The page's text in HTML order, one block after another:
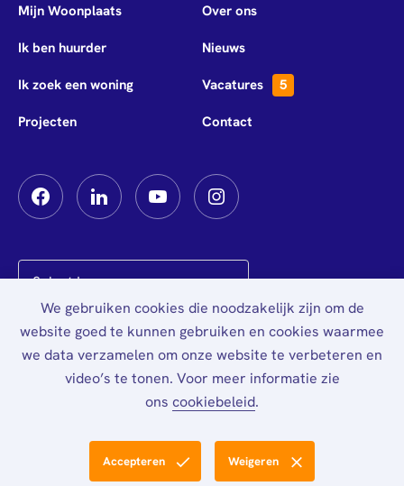
Mijn Woonplaats Over ons
Ik ben huurder Nieuws
Ik zoek een woning Vacatures 5
Projecten Contact
Powered by Translate
We gebruiken cookies die noodzakelijk zijn om de
website goed te kunnen gebruiken en cookies waarmee
we data verzamelen om onze website te verbeteren en
video’s te tonen. Voor meer informatie zie
ons cookiebeleid.
Accepteren Weigeren